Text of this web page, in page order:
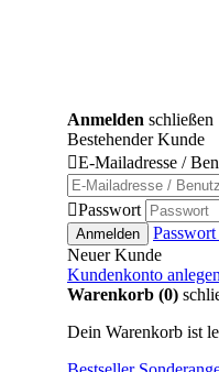
Anmelden schließen
Bestehender Kunde
E-Mailadresse /
Passwort
Anmelden
Passwort
Neuer Kunde
Kundenkonto
Warenkorb (0)
Dein Warenkorb ist